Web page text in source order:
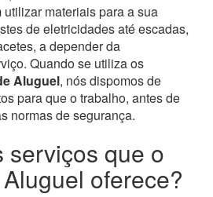
materiais para a sua
de eletricidades até escadas,
a depender da
Quando se utiliza os
Aluguel, nós dispomos de
para que o trabalho, antes de
normas de segurança.
serviços que o
oferece?